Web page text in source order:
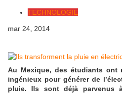
TECHNOLOGIE
mar 24, 2014
Au Mexique, des étudiants ont
ingénieux pour générer de
pluie. Ils sont déjà parvenus